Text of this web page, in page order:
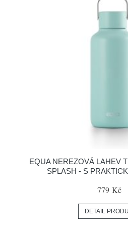
EQUA NEREZOVÁ LAHEV
SPLASH - S
779 Kč
DETAIL